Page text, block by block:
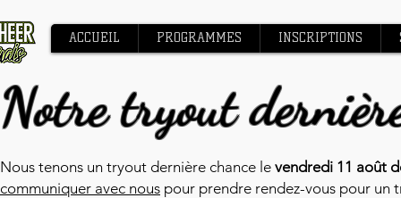
ACCUEIL PROGRAMMES INSCRIPTIONS
Notre tryout
Nous tenons un tryout dernière chance le vendredi 11 août
communiquer avec nous pour prendre rendez-vous pour un